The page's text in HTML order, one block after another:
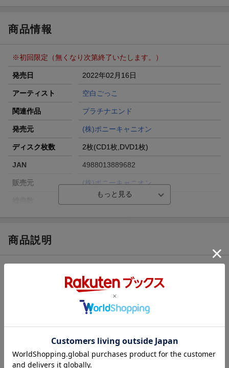
商品情報
※初回限定（無くなり次第終了いたします。）
発売日 2022年02月16日
アーティスト 空白ごっこ
関連作品 プラチナエンド
発売元 (株)ポニーキャニオン
ディスク枚数 2枚(CD1枚,DVD1枚)
JAN 4988013889682
販売元 (株)ポニーキャニオン
品番
商品説明
TVアニメ「プラチナエンド」第2期のエンディングテーマ曲。
今作は、空白ごっこ初のバラード曲。
原作の世界観を盛り込んだ儚く不安定な歌詞とボーカルセツコの
エモーショナルな歌声とサウンドが合わさり
深く考えさせられる楽曲となっている。今作は作詞をボーカルの
セツコ、作曲をkoyori、針原翼が担当。